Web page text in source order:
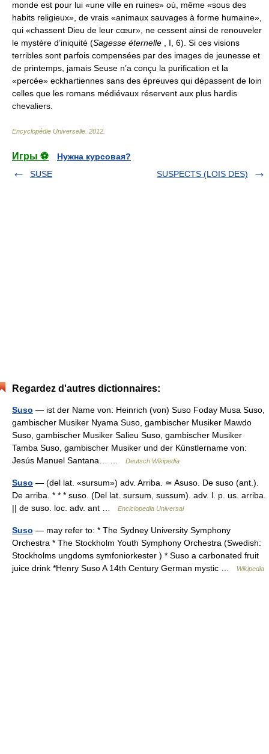
monde est pour lui «une ville en ruines» où, même «sous des
habits religieux», de vrais «animaux sauvages à forme humaine»,
qui «chassent Dieu de leur cœur», ne cessent ainsi de renouveler
le mystère d’iniquité (Sagesse éternelle , I, 6). Si ces visions
terribles sont parfois compensées par des images de jeunesse et
de printemps, jamais Seuse n’a conçu la purification et la
«percée» eckhartiennes sans des épreuves qui dépassent de loin
celles que les romans médiévaux réservent aux plus hardis
chevaliers.
Encyclopédie Universelle 2012
Игры ⚽
Нужна курсовая?
SUSE
SUSPECTS (LOIS DES)
Regardez d'autres dictionnaires:
Suso — ist der Name von: Heinrich (von) Suso Foday Musa Suso,
gambischer Musiker Nyama Suso, gambischer Musiker Mawdo
Suso, gambischer Musiker Salieu Suso, gambischer Musiker
Tamba Suso, gambischer Musiker und der Künstlername von:
Jesús Manuel Santana… …
Deutsch Wikipedia
Suso — (del lat. «sursum») adv. Arriba. ≃ Asuso. De suso (ant.).
De arriba. * * * suso. (Del lat. sursum, sussum). adv. l. p. us. arriba.
|| de suso. loc. adv. ant …
Enciclopedia Universal
Suso — may refer to: * The Sydney University Symphony
Orchestra * The Stockholm Youth Symphony Orchestra (Swedish:
Stockholms ungdoms symfoniorkester ) * Suso a carbonated fruit
juice drink *Henry Suso A 14th Century German mystic …
Wikipedia